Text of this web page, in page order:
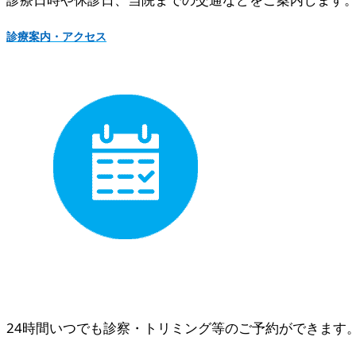
診療案内・アクセス
24時間いつでも診察・トリミング等のご予約ができます